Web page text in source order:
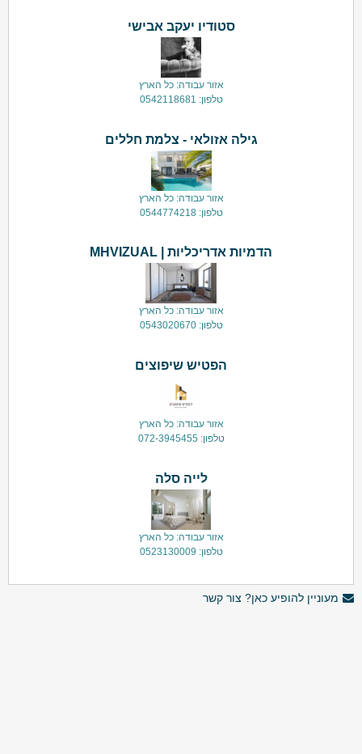
סטודיו יעקב אבישי
אזור עבודה: כל הארץ
טלפון: 0542118681
גילה אזולאי - צלמת חללים
אזור עבודה: כל הארץ
טלפון: 0544774218
הדמיות אדריכליות | MHVIZUAL
אזור עבודה: כל הארץ
טלפון: 0543020670
הפטיש שיפוצים
אזור עבודה: כל הארץ
טלפון: 072-3945455
לייה סלה
אזור עבודה: כל הארץ
טלפון: 0523130009
מעוניין להופיע כאן? צור קשר